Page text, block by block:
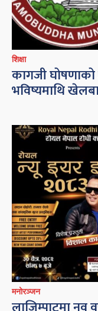
शिक्षा
कागजी
भविष्यमाथि
मनोरञ्जन